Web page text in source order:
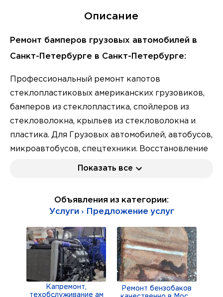
Описание
Ремонт бамперов грузовых автомобилей в
Санкт-Петербурге в Санкт-Петербурге:
Профессиональный ремонт капотов
стеклопластиковых американских грузовиков,
бамперов из стеклопластика, спойлеров из
стекловолокна, крыльев из стекловолокна и
пластика. Для Грузовых автомобилей, автобусов,
микроавтобусов, спецтехники. Восстановление
обвесов. Ремонт бамперов для легковых
решёток, порогов. И других пластиковых
Кузовной ремонт автотранспорта. Покраска
автотранспорта. Гарантия качества.
Приемлемые цены. Реальные сроки.
Красносельский и Московский районы СПБ.
Оценка производиться только при осмотре,
Показать все
Объявления из категории:
Услуги › Предложение услуг
Капремонт,
техобслуживание ам
Ремонт бензобаков